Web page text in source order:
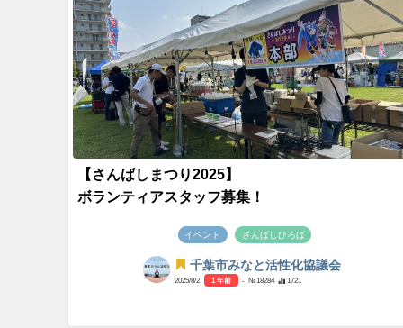
【さんばしまつり2025】
ボランティアスタッフ募集！
イベント さんばしひろば
千葉市みなと活性化協議会
2025/8/2 1 年前 - №18284 1721